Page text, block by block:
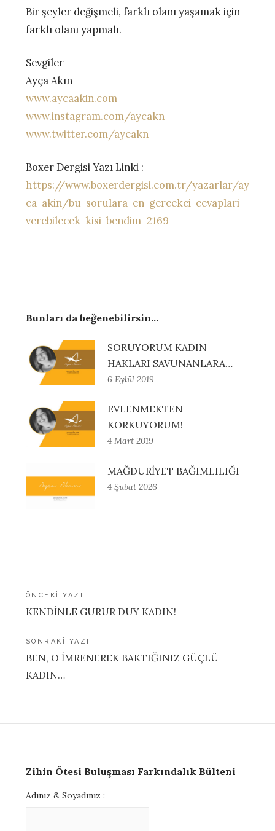
Bir şeyler değişmeli, farklı olanı yaşamak için
farklı olanı yapmalı.
Sevgiler
Ayça Akın
www.aycaakin.com
www.instagram.com/aycakn
www.twitter.com/aycakn
Boxer Dergisi Yazı Linki :
https://www.boxerdergisi.com.tr/yazarlar/ay
ca-akin/bu-sorulara-en-gercekci-cevaplari-
verebilecek-kisi-bendim–2169
Bunları da beğenebilirsin...
SORUYORUM KADIN
HAKLARI SAVUNANLARA…
6 Eylül 2019
EVLENMEKTEN
KORKUYORUM!
4 Mart 2019
MAĞDURİYET BAĞIMLILIĞI
4 Şubat 2026
Yazı
gezinmesi
ÖNCEKI YAZI
KENDİNLE GURUR DUY KADIN!
SONRAKI YAZI
BEN, O İMRENEREK BAKTIĞINIZ GÜÇLÜ
KADIN…
Zihin Ötesi Buluşması Farkındalık Bülteni
Adınız & Soyadınız :